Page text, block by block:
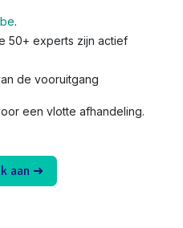
.
50+ experts zijn actief
de vooruitgang
een vlotte afhandeling.
aan ➜